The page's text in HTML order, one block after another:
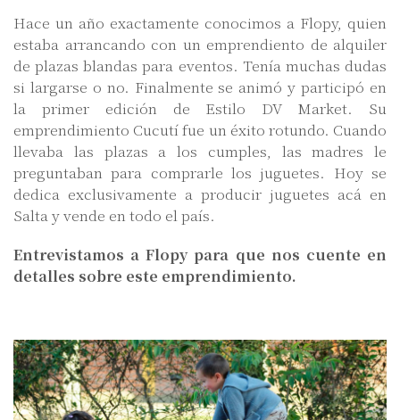
Hace un año exactamente conocimos a Flopy, quien
estaba arrancando con un emprendiento de alquiler
de plazas blandas para eventos. Tenía muchas dudas
si largarse o no. Finalmente se animó y participó en
la primer edición de Estilo DV Market. Su
emprendimiento Cucutí fue un éxito rotundo. Cuando
llevaba las plazas a los cumples, las madres le
preguntaban para comprarle los juguetes. Hoy se
dedica exclusivamente a producir juguetes acá en
Salta y vende en todo el país.
Entrevistamos a Flopy para que nos cuente en
detalles sobre este emprendimiento.